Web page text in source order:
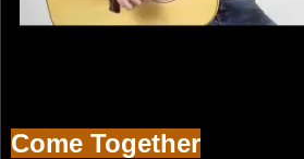
Come Together